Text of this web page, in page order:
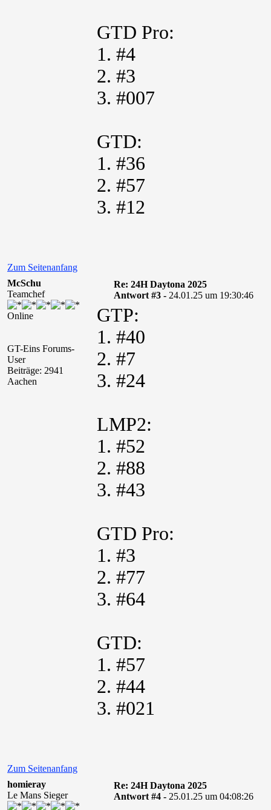
GTD Pro:
1. #4
2. #3
3. #007
GTD:
1. #36
2. #57
3. #12
Zum Seitenanfang
McSchu
Teamchef
Online
GT-Eins Forums-
User
Beiträge: 2941
Aachen
Re: 24H Daytona 2025
Antwort #3 - 24.01.25 um 19:30:46
GTP:
1. #40
2. #7
3. #24
LMP2:
1. #52
2. #88
3. #43
GTD Pro:
1. #3
2. #77
3. #64
GTD:
1. #57
2. #44
3. #021
Zum Seitenanfang
homieray
Le Mans Sieger
Re: 24H Daytona 2025
Antwort #4 - 25.01.25 um 04:08:26